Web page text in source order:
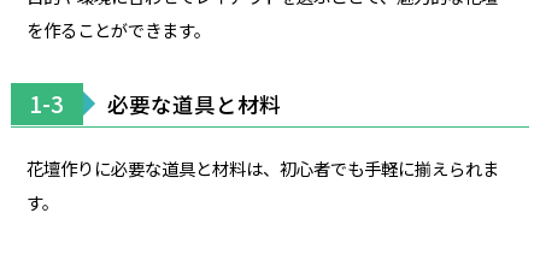
を作ることができます。
1-3 必要な道具と材料
花壇作りに必要な道具と材料は、初心者でも手軽に揃えられま
す。